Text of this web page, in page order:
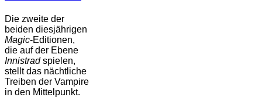
Die zweite der
beiden diesjährigen
Magic-Editionen,
die auf der Ebene
Innistradspielen,
stellt das nächtliche
Treiben der Vampire
in den Mittelpunkt.